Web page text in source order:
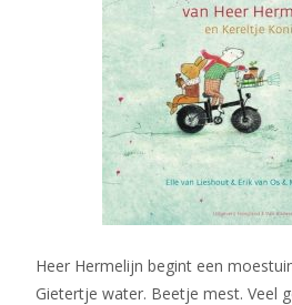
Heer Hermelijn begint een
Gietertje water. Beetje mest. Veel